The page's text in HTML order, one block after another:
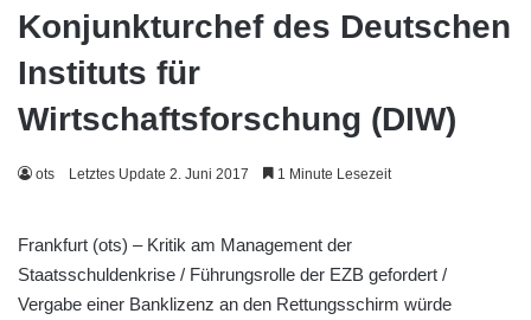
Konjunkturchef des Deutschen
Instituts für
Wirtschaftsforschung (DIW)
ots Letztes Update 2. Juni 2017 1 Minute Lesezeit
Frankfurt (ots) – Kritik am Management der
Staatsschuldenkrise / Führungsrolle der EZB gefordert /
Vergabe einer Banklizenz an den Rettungsschirm würde